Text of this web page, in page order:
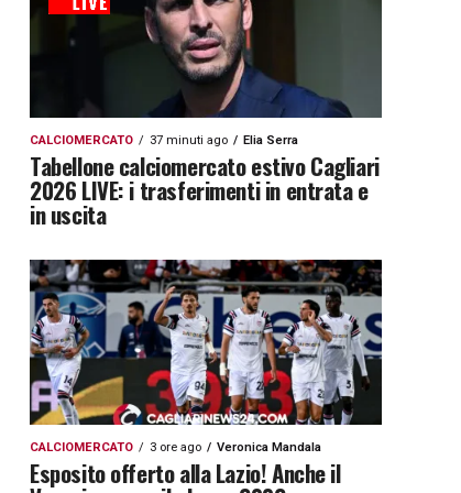
CALCIOMERCATO 37 minuti ago Elia Serra
Tabellone calciomercato estivo Cagliari
2026 LIVE: i trasferimenti in entrata e
in uscita
CALCIOMERCATO 3 ore ago Veronica Mandala
Esposito offerto alla Lazio! Anche il